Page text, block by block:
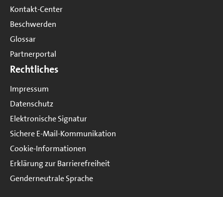
Kontakt-Center
Beschwerden
Glossar
Partnerportal
Rechtliches
Impressum
Datenschutz
Elektronische Signatur
Sichere E-Mail-Kommunikation
Cookie-Informationen
Erklärung zur Barrierefreiheit
Genderneutrale Sprache